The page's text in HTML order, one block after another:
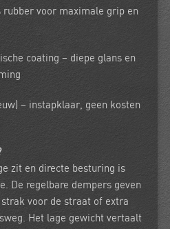
rubber voor maximale grip en
coating – diepe glans en
– instapklaar, geen kosten
zit en directe besturing is
De regelbare dempers geven
voor de straat of extra
Het lage gewicht vertaalt